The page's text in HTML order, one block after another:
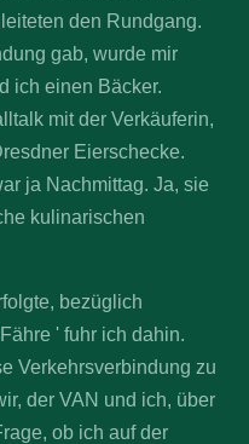
den Rundgang.
gab, wurde mir
ich einen Bäcker.
mit der Verkäuferin,
Eierschecke.
ja Nachmittag. Ja, sie
kulinarischen
bezüglich
' fuhr ich dahin.
Verkehrsverbindung zu
der VAN und ich, über
ob ich auf der